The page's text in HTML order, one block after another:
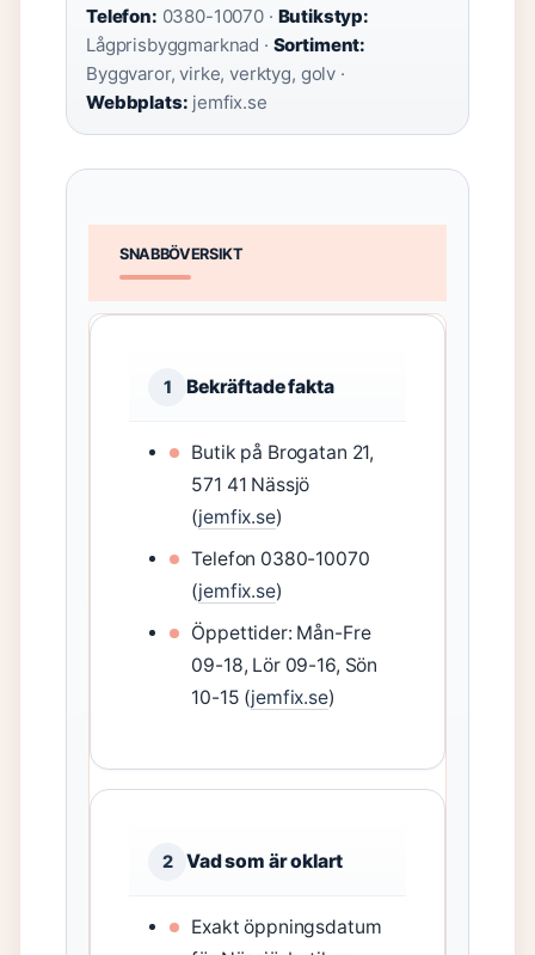
Telefon: 0380-10070 · Butikstyp:
Lågprisbyggmarknad · Sortiment:
Byggvaror, virke, verktyg, golv ·
Webbplats: jemfix.se
SNABBÖVERSIKT
1 Bekräftade fakta
Butik på Brogatan 21,
571 41 Nässjö
(jemfix.se)
Telefon 0380-10070
(jemfix.se)
Öppettider: Mån-Fre
09-18, Lör 09-16, Sön
10-15 (jemfix.se)
2 Vad som är oklart
Exakt öppningsdatum